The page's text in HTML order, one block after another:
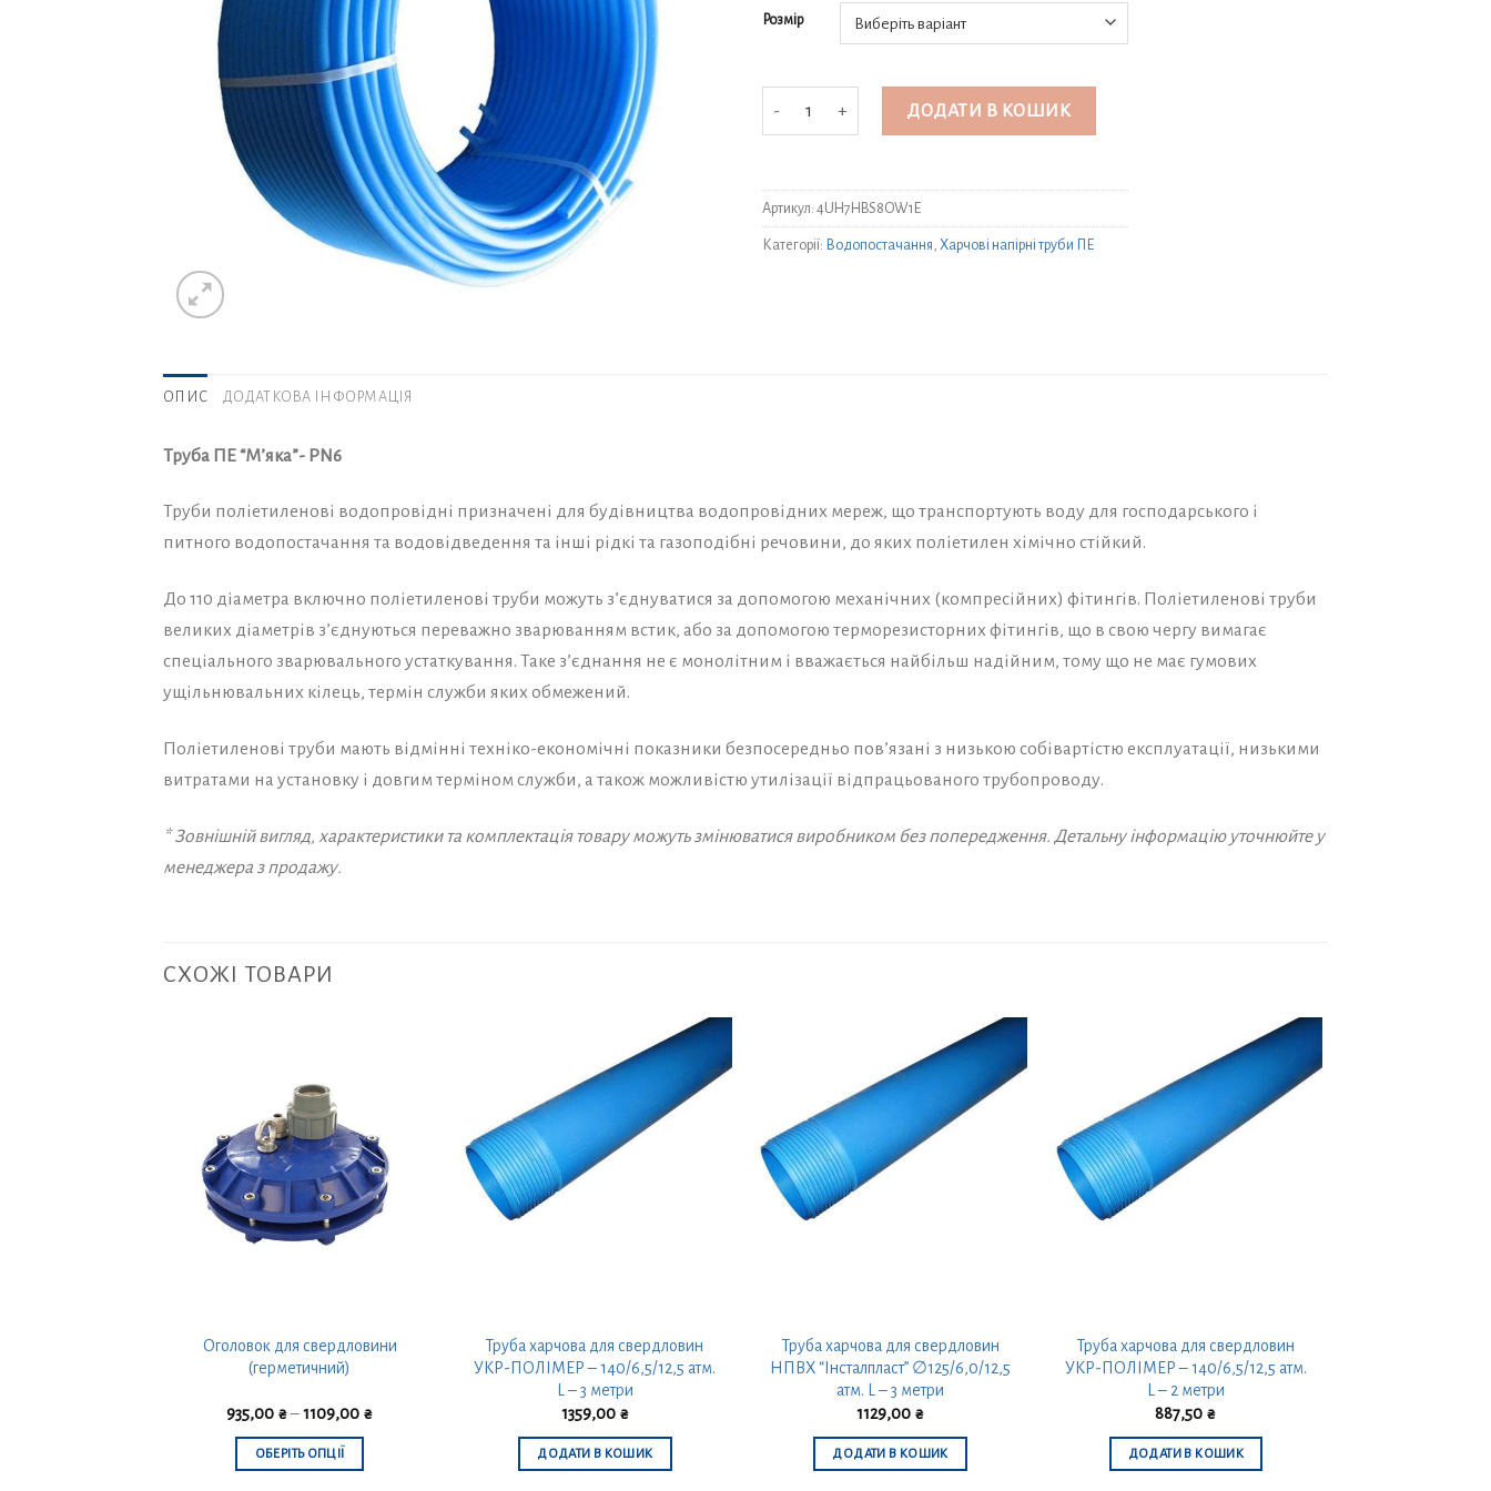
Розмір
ДОДАТИ В КОШИК
Артикул: 4UH7HBS8OW1E
Категорії: Водопостачання, Харчові напірні труби ПЕ
ОПИС ДОДАТКОВА ІНФОРМАЦІЯ
Труба ПЕ “М’яка”- PN6
Труби поліетиленові водопровідні призначені для будівництва водопровідних мереж, що транспортують воду для господарського і
питного водопостачання та водовідведення та інші рідкі та газоподібні речовини, до яких поліетилен хімічно стійкий.
До 110 діаметра включно поліетиленові труби можуть з’єднуватися за допомогою механічних (компресійних) фітингів. Поліетиленові труби
великих діаметрів з’єднуються переважно зварюванням встик, або за допомогою терморезисторних фітингів, що в свою чергу вимагає
спеціального зварювального устаткування. Таке з’єднання не є монолітним і вважається найбільш надійним, тому що не має гумових
ущільнювальних кілець, термін служби яких обмежений.
Поліетиленові труби мають відмінні техніко-економічні показники безпосередньо пов’язані з низькою собівартістю експлуатації, низькими
витратами на установку і довгим терміном служби, а також можливістю утилізації відпрацьованого трубопроводу.
* Зовнішній вигляд, характеристики та комплектація товару можуть змінюватися виробником без попередження. Детальну інформацію уточнюйте у
менеджера з продажу.
СХОЖІ ТОВАРИ
Оголовок для свердловини
(герметичний)
935,00 ₴–1109,00 ₴
ОБЕРІТЬ ОПЦІЇ
Труба харчова для свердловин
УКР-ПОЛІМЕР – 140/6,5/12,5 атм.
L – 3 метри
1359,00 ₴
ДОДАТИ В КОШИК
Труба харчова для свердловин
НПВХ “Інсталпласт” ∅125/6,0/12,5
атм. L – 3 метри
1129,00 ₴
ДОДАТИ В КОШИК
Труба харчова для свердловин
УКР-ПОЛІМЕР – 140/6,5/12,5 атм.
L – 2 метри
887,50 ₴
ДОДАТИ В КОШИК